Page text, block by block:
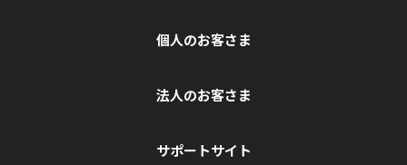
個人のお客さま
法人のお客さま
サポートサイト